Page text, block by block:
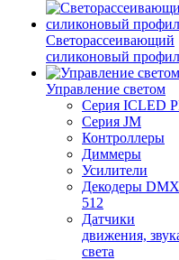
Светорассеивающий
силиконовый
Управление светом
Серия ICLED
Серия JM
Контроллеры
Диммеры
Усилители
Декодеры DMX
512
Датчики
движения,
света